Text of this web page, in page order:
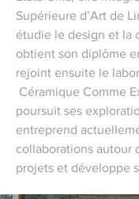
Supérieure d’Art de
étudie le design et la
obtient son diplôme
rejoint ensuite le
Céramique Comme
poursuit ses
entreprend
collaborations autour
projets et développe